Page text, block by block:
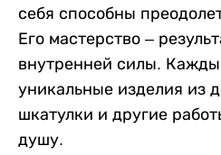
себя способны
Его мастерство –
внутренней силы.
уникальные изделия из
шкатулки и другие
душу.